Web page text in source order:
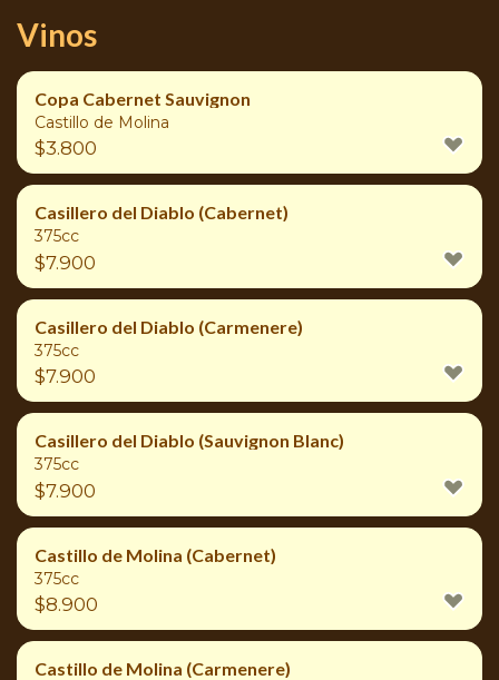
Vinos
Copa Cabernet Sauvignon
Castillo de Molina
$3.800
Casillero del Diablo (Cabernet)
375cc
$7.900
Casillero del Diablo (Carmenere)
375cc
$7.900
Casillero del Diablo (Sauvignon Blanc)
375cc
$7.900
Castillo de Molina (Cabernet)
375cc
$8.900
Castillo de Molina (Carmenere)